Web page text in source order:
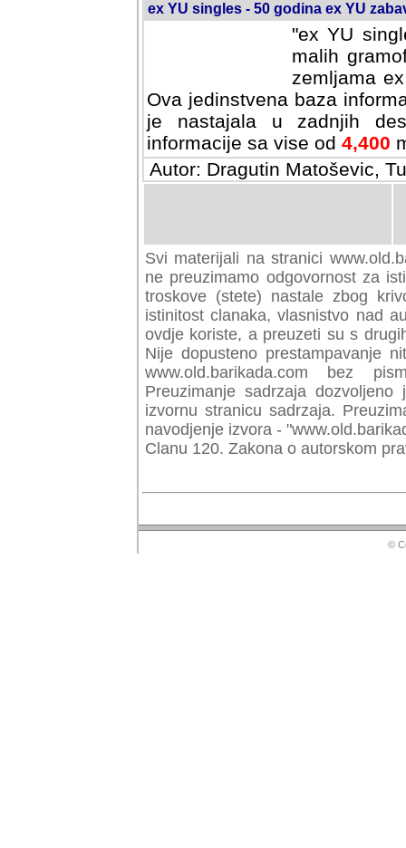
ex YU singles - 50 godina ex YU
"ex YU
malih
zemljama
Ova jedinstvena baza
je nastajala u zadnjih
informacije sa vise od 4,400
Autor: Dragutin Matoševic,
Svi materijali na stranici
preuzimamo odgovornost za
troskove (stete) nastale zbog
istinitost clanaka, vlasnistvo nad
ovdje koriste, a preuzeti su s
Nije dopusteno prestampavanje
www.old.barikada.com bez
Preuzimanje sadrzaja
izvornu stranicu sadrzaja.
navodjenje izvora -
Clanu 120. Zakona o autorskom
©